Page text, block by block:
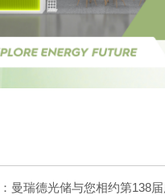
曼瑞德光储与您相约第138